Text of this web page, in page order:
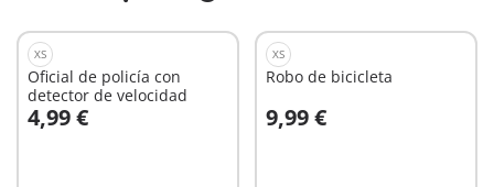
XS
Oficial de policía con
detector de velocidad
4,99 €
A la cesta
XS
Robo de bicicleta
9,99 €
A la cesta